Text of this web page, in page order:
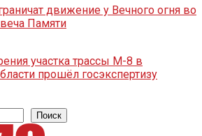
движение у Вечного огня во
Памяти
участка трассы М-8 в
прошёл госэкспертизу
Поиск